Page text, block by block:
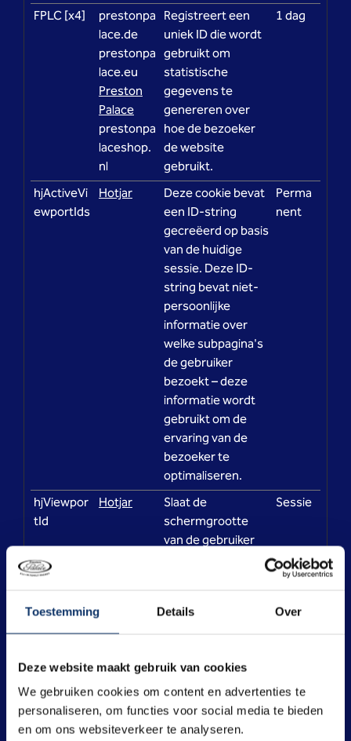
Toestemming Details Over
Deze website maakt gebruik van cookies
We gebruiken cookies om content en advertenties te
personaliseren, om functies voor social media te bieden
en om ons websiteverkeer te analyseren.
FPLC [x4]
prestonpa
lace.de
prestonpa
lace.eu
Preston
Palace
prestonpa
laceshop.
nl
Registreert een
uniek ID die wordt
gebruikt om
statistische
gegevens te
genereren over
hoe de bezoeker
de website
gebruikt.
1 dag
hjActiveVi
ewportIds
Hotjar
Deze cookie bevat
een ID-string
gecreëerd op basis
van de huidige
sessie. Deze ID-
string bevat niet-
persoonlijke
informatie over
welke subpagina's
de gebruiker
bezoekt – deze
informatie wordt
gebruikt om de
ervaring van de
bezoeker te
optimaliseren.
Perma
nent
hjViewpor
tId
Hotjar
Slaat de
schermgrootte
van de gebruiker
te passen.
Sessie
Marketing (49)
Marketingcookies worden gebruikt om bezoekers te
volgen wanneer ze verschillende websites